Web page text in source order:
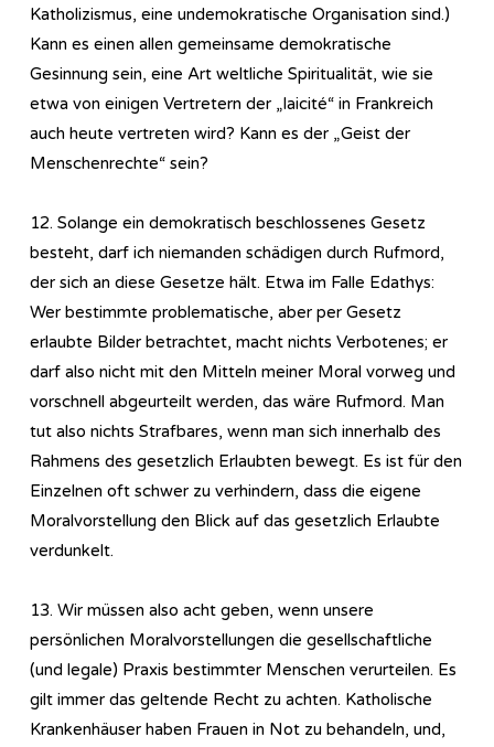
Katholizismus, eine undemokratische Organisation sind.)
Kann es einen allen gemeinsame demokratische
Gesinnung sein, eine Art weltliche Spiritualität, wie sie
etwa von einigen Vertretern der „laicité“ in Frankreich
auch heute vertreten wird? Kann es der „Geist der
Menschenrechte“ sein?
12. Solange ein demokratisch beschlossenes Gesetz
besteht, darf ich niemanden schädigen durch Rufmord,
der sich an diese Gesetze hält. Etwa im Falle Edathys:
Wer bestimmte problematische, aber per Gesetz
erlaubte Bilder betrachtet, macht nichts Verbotenes; er
darf also nicht mit den Mitteln meiner Moral vorweg und
vorschnell abgeurteilt werden, das wäre Rufmord. Man
tut also nichts Strafbares, wenn man sich innerhalb des
Rahmens des gesetzlich Erlaubten bewegt. Es ist für den
Einzelnen oft schwer zu verhindern, dass die eigene
Moralvorstellung den Blick auf das gesetzlich Erlaubte
verdunkelt.
13. Wir müssen also acht geben, wenn unsere
persönlichen Moralvorstellungen die gesellschaftliche
(und legale) Praxis bestimmter Menschen verurteilen. Es
gilt immer das geltende Recht zu achten. Katholische
Krankenhäuser haben Frauen in Not zu behandeln, und,